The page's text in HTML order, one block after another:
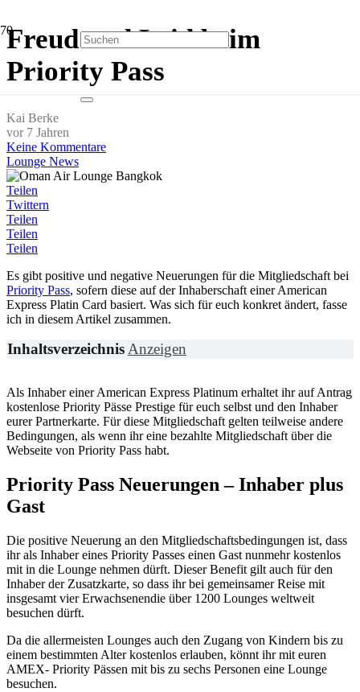
Freud und Leid beim
Priority Pass
Kai Berke
vor 7 Jahren
Keine Kommentare
Lounge News
Teilen
Twittern
Teilen
Teilen
Teilen
Es gibt positive und negative Neuerungen für die Mitgliedschaft bei
Priority Pass, sofern diese auf der Inhaberschaft einer American
Express Platin Card basiert. Was sich für euch konkret ändert, fasse
ich in diesem Artikel zusammen.
InhaltsverzeichnisAnzeigen
Als Inhaber einer American Express Platinum erhaltet ihr auf Antrag
kostenlose Priority Pässe Prestige für euch selbst und den Inhaber
eurer Partnerkarte. Für diese Mitgliedschaft gelten teilweise andere
Bedingungen, als wenn ihr eine bezahlte Mitgliedschaft über die
Webseite von Priority Pass habt.
Priority Pass Neuerungen – Inhaber plus
Gast
Die positive Neuerung an den Mitgliedschaftsbedingungen ist, dass
ihr als Inhaber eines Priority Passes einen Gast nunmehr kostenlos
mit in die Lounge nehmen dürft. Dieser Benefit gilt auch für den
Inhaber der Zusatzkarte, so dass ihr bei gemeinsamer Reise mit
insgesamt vier Erwachsenendie über 1200 Lounges weltweit
besuchen dürft.
Da die allermeisten Lounges auch den Zugang von Kindern bis zu
einem bestimmten Alter kostenlos erlauben, könnt ihr mit euren
AMEX- Priority Pässen mit bis zu sechs Personen eine Lounge
besuchen.